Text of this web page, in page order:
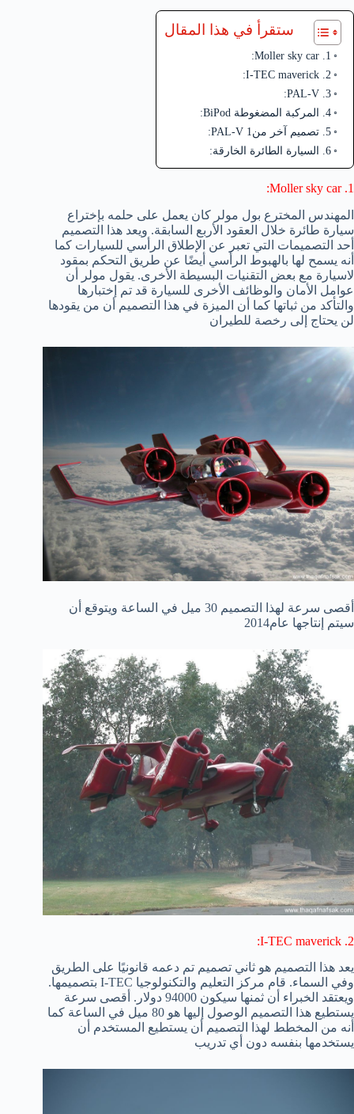
ستقرأ في هذا المقال
1. Moller sky car:
2. I-TEC maverick:
3. PAL-V:
4. المركبة المضغوطة BiPod:
5. تصميم آخر من1 PAL-V:
6. السيارة الطائرة الخارقة:
1. Moller sky car:
المهندس المخترع بول مولر كان يعمل على حلمه بإختراع
سيارة طائرة خلال العقود الأربع السابقة. ويعد هذا التصميم
أحد التصميمات التي تعبر عن الإطلاق الرأسي للسيارات كما
أنه يسمح لها بالهبوط الرأسي أيضًا عن طريق التحكم بمقود
لاسيارة مع بعض التقنيات البسيطة الأخرى. يقول مولر أن
عوامل الأمان والوظائف الأخرى للسيارة قد تم إختبارها
والتأكد من ثباتها كما أن الميزة في هذا التصميم أن من يقودها
لن يحتاج إلى رخصة للطيران
أقصى سرعة لهذا التصميم 30 ميل في الساعة ويتوقع أن
سيتم إنتاجها عام2014
2. I-TEC maverick:
يعد هذا التصميم هو ثاني تصميم تم دعمه قانونيًا على الطريق
وفي السماء. قام مركز التعليم والتكنولوجيا I-TEC بتصميمها.
ويعتقد الخبراء أن ثمنها سيكون 94000 دولار. أقصى سرعة
يستطيع هذا التصميم الوصول إليها هو 80 ميل في الساعة كما
أنه من المخطط لهذا التصميم أن يستطيع المستخدم أن
يستخدمها بنفسه دون أي تدريب